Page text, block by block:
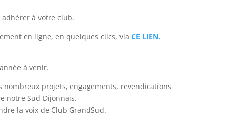
à votre club.
en ligne, en quelques clics, viaCE LIEN.
à venir.
projets, engagements, revendications
notre Sud Dijonnais.
la voix de Club GrandSud.